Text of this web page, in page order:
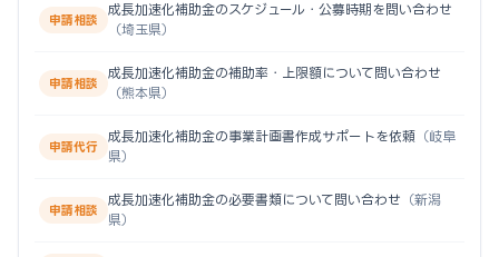
申請相談
成長加速化補助金のスケジュール・公募時期を問い合わせ
（埼玉県）
申請相談
成長加速化補助金の補助率・上限額について問い合わせ
（熊本県）
申請代行
成長加速化補助金の事業計画書作成サポートを依頼 （岐阜
県）
申請相談
成長加速化補助金の必要書類について問い合わせ （新潟
県）